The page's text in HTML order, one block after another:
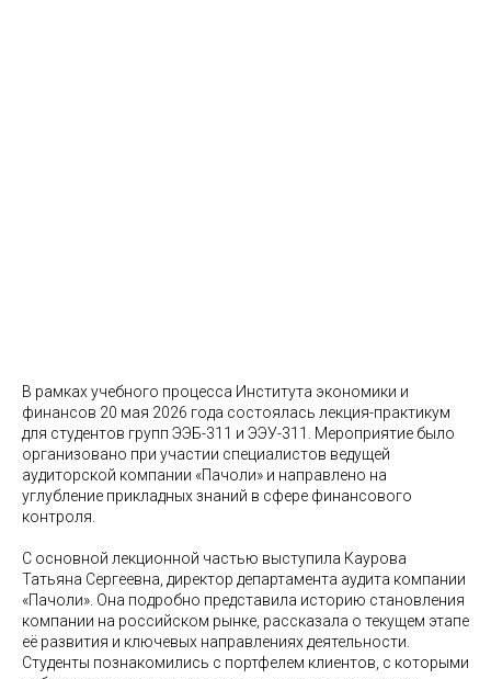
В рамках учебного процесса Института экономики и
финансов 20 мая 2026 года состоялась лекция-практикум
для студентов групп ЭЭБ-311 и ЭЭУ-311. Мероприятие было
организовано при участии специалистов ведущей
аудиторской компании «Пачоли» и направлено на
углубление прикладных знаний в сфере финансового
контроля.
С основной лекционной частью выступила Каурова
Татьяна Сергеевна, директор департамента аудита компании
«Пачоли». Она подробно представила историю становления
компании на российском рынке, рассказала о текущем этапе
её развития и ключевых направлениях деятельности.
Студенты познакомились с портфелем клиентов, с которыми